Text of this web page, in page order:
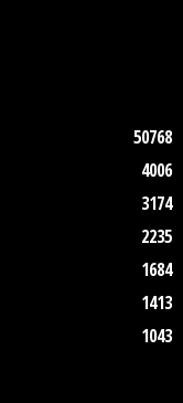
50768
4006
3174
2235
1684
1413
1043